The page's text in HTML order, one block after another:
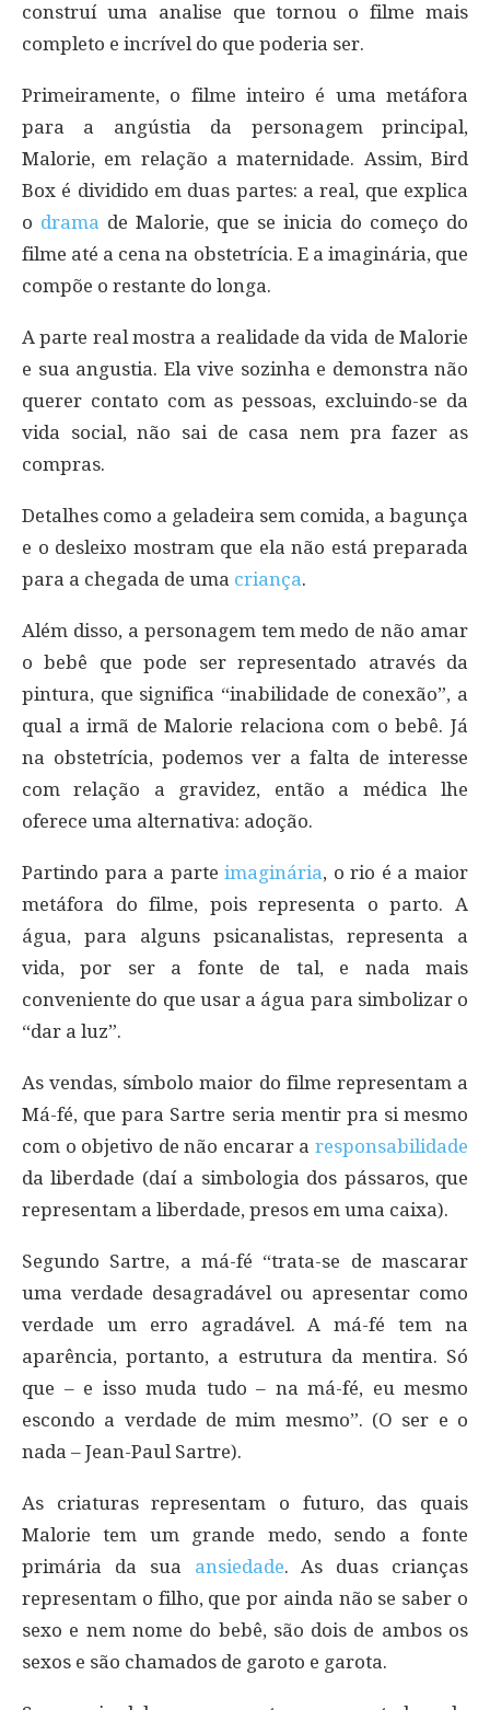
construí uma analise que tornou o filme mais
completo e incrível do que poderia ser.
Primeiramente, o filme inteiro é uma metáfora
para a angústia da personagem principal,
Malorie, em relação a maternidade. Assim, Bird
Box é dividido em duas partes: a real, que explica
o drama de Malorie, que se inicia do começo do
filme até a cena na obstetrícia. E a imaginária, que
compõe o restante do longa.
A parte real mostra a realidade da vida de Malorie
e sua angustia. Ela vive sozinha e demonstra não
querer contato com as pessoas, excluindo-se da
vida social, não sai de casa nem pra fazer as
compras.
Detalhes como a geladeira sem comida, a bagunça
e o desleixo mostram que ela não está preparada
para a chegada de uma criança.
Além disso, a personagem tem medo de não amar
o bebê que pode ser representado através da
pintura, que significa “inabilidade de conexão”, a
qual a irmã de Malorie relaciona com o bebê. Já
na obstetrícia, podemos ver a falta de interesse
com relação a gravidez, então a médica lhe
oferece uma alternativa: adoção.
Partindo para a parteimaginária, o rio é a maior
metáfora do filme, pois representa o parto. A
água, para alguns psicanalistas, representa a
vida, por ser a fonte de tal, e nada mais
conveniente do que usar a água para simbolizar o
“dar a luz”.
As vendas, símbolo maior do filme representam a
Má-fé, que para Sartre seria mentir pra si mesmo
com o objetivo de não encarar a responsabilidade
da liberdade (daí a simbologia dos pássaros, que
representam a liberdade, presos em uma caixa).
Segundo Sartre, a má-fé “trata-se de mascarar
uma verdade desagradável ou apresentar como
verdade um erro agradável. A má-fé tem na
aparência, portanto, a estrutura da mentira. Só
que – e isso muda tudo – na má-fé, eu mesmo
escondo a verdade de mim mesmo”. (O ser e o
nada – Jean-Paul Sartre).
As criaturas representam o futuro, das quais
Malorie tem um grande medo, sendo a fonte
primária da sua ansiedade. As duas crianças
representam o filho, que por ainda não se saber o
sexo e nem nome do bebê, são dois de ambos os
sexos e são chamados de garoto e garota.